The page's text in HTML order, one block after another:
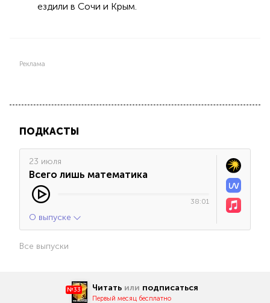
ездили в Сочи и Крым.
Реклама
ПОДКАСТЫ
23 июля
Всего лишь математика
38:01
О выпуске
Все выпуски
№33 Читать или подписаться
Первый месяц бесплатно